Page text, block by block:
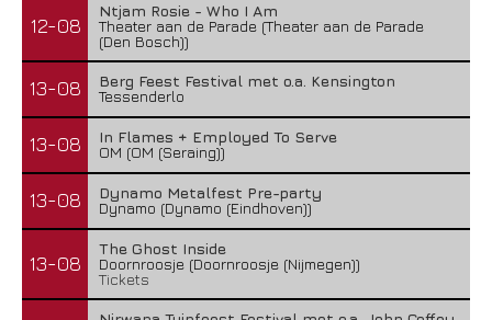
Boneripper – Radiant In Ruin
27 juli 2026
12-08
Ntjam Rosie - Who I Am
Theater aan de Parade (Theater aan de Parade
(Den Bosch))
13-08
Berg Feest Festival met o.a. Kensington
Tessenderlo
13-08
In Flames + Employed To Serve
OM (OM (Seraing))
13-08
Dynamo Metalfest Pre-party
Dynamo (Dynamo (Eindhoven))
13-08
The Ghost Inside
Doornroosje (Doornroosje (Nijmegen))
Tickets